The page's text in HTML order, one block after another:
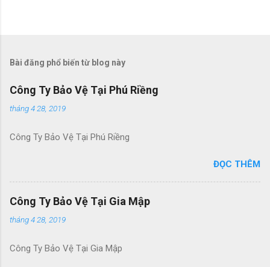
g
h
ậ
n
t
Bài đăng phổ biến từ blog này
Công Ty Bảo Vệ Tại Phú Riềng
tháng 4 28, 2019
Công Ty Bảo Vệ Tại Phú Riềng
ĐỌC THÊM
Công Ty Bảo Vệ Tại Gia Mập
tháng 4 28, 2019
Công Ty Bảo Vệ Tại Gia Mập